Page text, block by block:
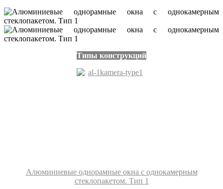
Типы конструкций
Алюминиевые однорамные окна с однокамерным
стеклопакетом. Тип 1